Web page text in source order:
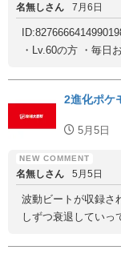
名無しさん 7月6日
・Lv.60の方 ・毎日
2進化ポケ
5月5日
名無しさん 5月5日
波動ビートが収録さ
しずつ衰退していっ